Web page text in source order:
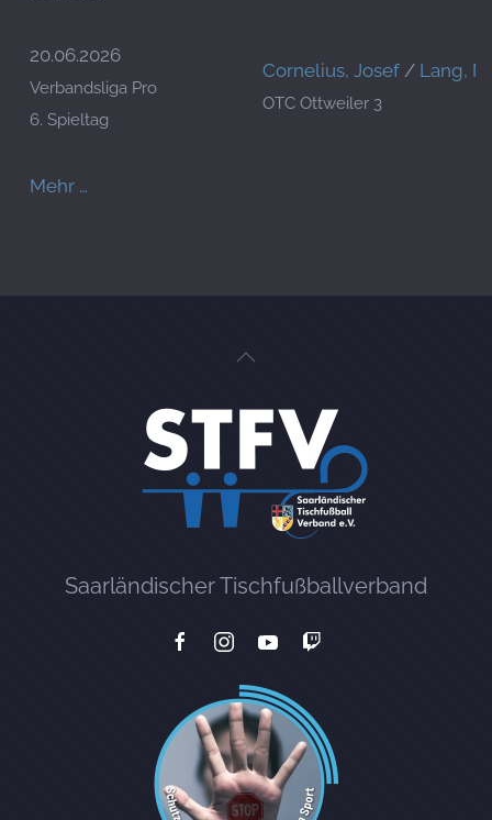
20.06.2026
Verbandsliga Pro
6. Spieltag
Cornelius, Josef / Lang,
OTC Ottweiler 3
Mehr …
Saarländischer Tischfußballverband